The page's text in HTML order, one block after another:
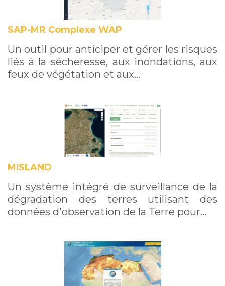
SAP-MR Complexe WAP
Un outil pour anticiper et gérer les risques
liés à la sécheresse, aux inondations, aux
feux de végétation et aux…
MISLAND
Un système intégré de surveillance de la
dégradation des terres utilisant des
données d'observation de la Terre pour…